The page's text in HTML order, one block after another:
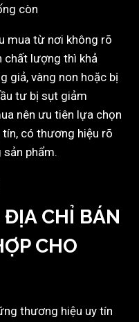
còn
mua từ nơi không rõ
chất lượng thì khả
giả, vàng non hoặc bị
tư bị sụt giảm
nên ưu tiên lựa chọn
tín, có thương hiệu rõ
phẩm.
ĐỊA CHỈ BÁN
CHO
thương hiệu uy tín